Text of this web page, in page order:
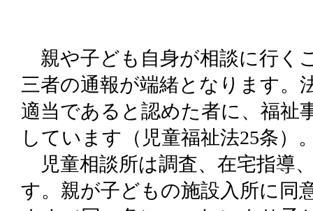
親や子ども自身が相談に行く
三者の通報が端緒となります。
適当であると認めた者に、福祉
しています（児童福祉法25条）
児童相談所は調査、在宅指導
す。親が子どもの施設入所に同